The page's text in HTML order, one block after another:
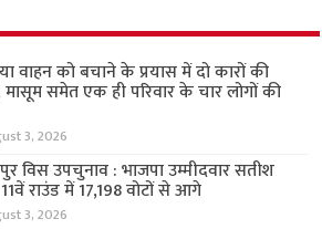
वाहन को बचाने के प्रयास में दो कारों की
समेत एक ही परिवार के चार लोगों की
3, 2026
विस उपचुनाव : भाजपा उम्मीदवार सतीश
राउंड में 17,198 वोटों से आगे
3, 2026